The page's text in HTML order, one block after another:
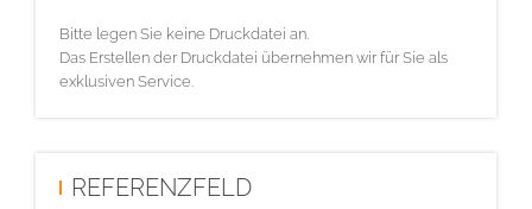
Bitte legen Sie keine Druckdatei an.
Das Erstellen der Druckdatei übernehmen wir für Sie als
exklusiven Service.
REFERENZFELD